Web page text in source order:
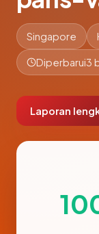
Singapore
Diperbarui3
Laporan